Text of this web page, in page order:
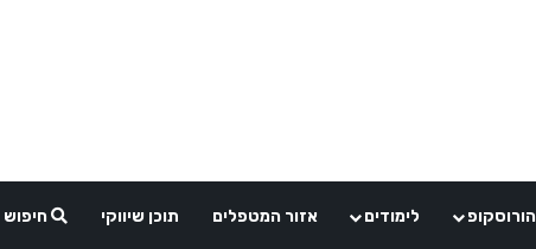
הורוסקופ לימודים אזור המטפלים תוכן שיווקי חיפוש